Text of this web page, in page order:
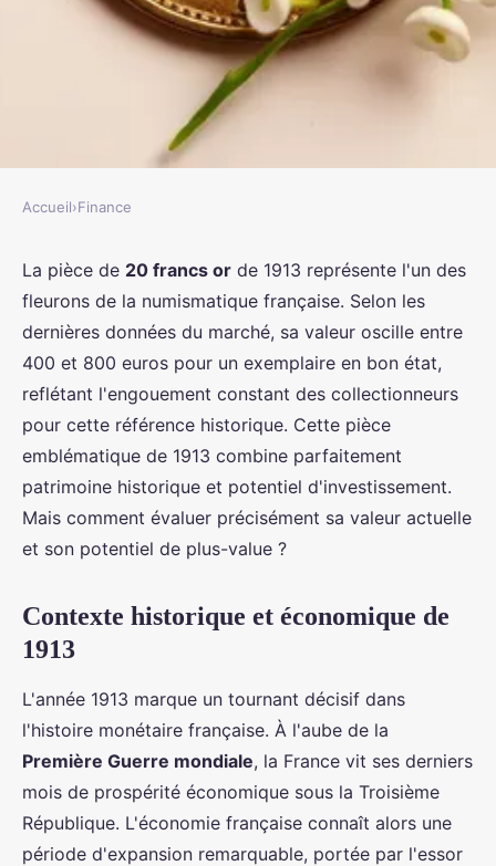
20 francs 1913 : l'héritage de
marianne à redécouvrir
David•28 novembre 2025 •8 min de lecture
Accueil›Finance
La pièce de 20 francs or de 1913 représente l'un des
fleurons de la numismatique française. Selon les
dernières données du marché, sa valeur oscille entre
400 et 800 euros pour un exemplaire en bon état,
reflétant l'engouement constant des collectionneurs
pour cette référence historique. Cette pièce
emblématique de 1913 combine parfaitement
patrimoine historique et potentiel d'investissement.
Mais comment évaluer précisément sa valeur actuelle
et son potentiel de plus-value ?
Contexte historique et économique de
1913
L'année 1913 marque un tournant décisif dans
l'histoire monétaire française. À l'aube de la
Première Guerre mondiale, la France vit ses derniers
mois de prospérité économique sous la Troisième
République. L'économie française connaît alors une
période d'expansion remarquable, portée par l'essor